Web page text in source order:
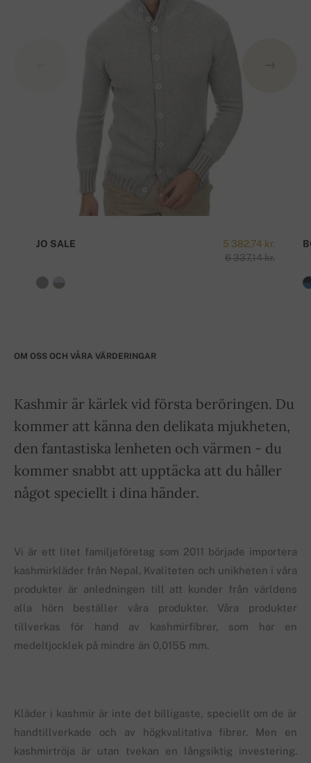
5 382,74 kr.
6 337,14 kr.
JO SALE
OM OSS OCH VÅRA VÄRDERINGAR
Kashmir är kärlek vid första beröringen. Du
kommer att känna den delikata mjukheten,
den fantastiska lenheten och värmen - du
kommer snabbt att upptäcka att du håller
något speciellt i dina händer.
Vi är ett litet familjeföretag som 2011 började importera
kashmirkläder från Nepal. Kvaliteten och unikheten i våra
produkter är anledningen till att kunder från världens
alla hörn beställer våra produkter. Våra produkter
tillverkas för hand av kashmirfibrer, som har en
medeltjocklek på mindre än 0,0155 mm.
Kläder i kashmir är inte det billigaste, speciellt om de är
handtillverkade och av högkvalitativa fibrer. Men en
kashmirtröja är utan tvekan en långsiktig investering.